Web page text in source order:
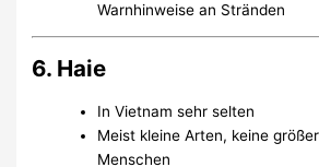
Warnhinweise an Stränden
6. Haie
In Vietnam sehr selten
Meist kleine Arten, keine
Menschen